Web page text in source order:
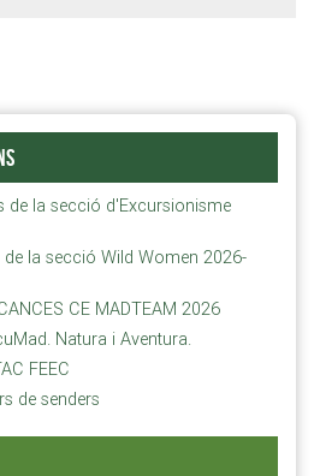
de la secció d'Excursionisme
la secció Wild Women 2026-
CE MADTEAM 2026
Natura i Aventura.
FEEC
de senders